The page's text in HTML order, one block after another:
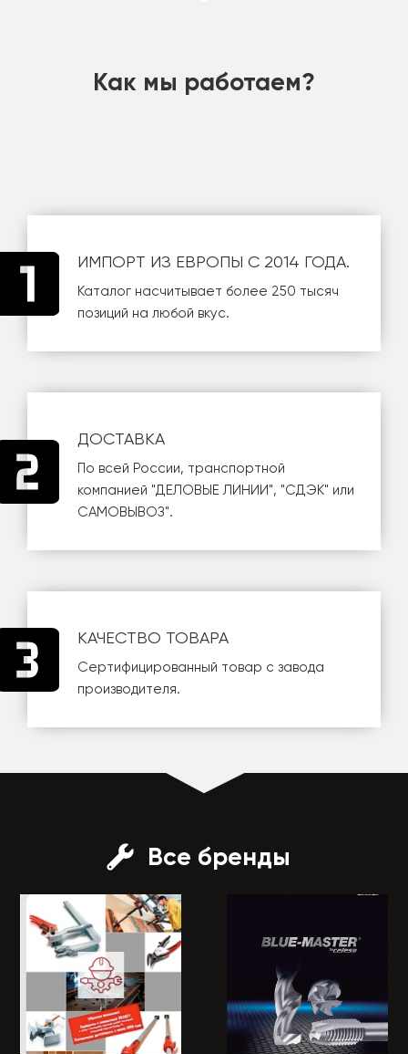
Как мы работаем?
ИМПОРТ ИЗ ЕВРОПЫ С 2014 ГОДА.
Каталог насчитывает более 250 тысяч
позиций на любой вкус.
ДОСТАВКА
По всей России, транспортной
компанией "ДЕЛОВЫЕ ЛИНИИ", "СДЭК" или
САМОВЫВОЗ".
КАЧЕСТВО ТОВАРА
Сертифицированный товар с завода
производителя.
Все бренды